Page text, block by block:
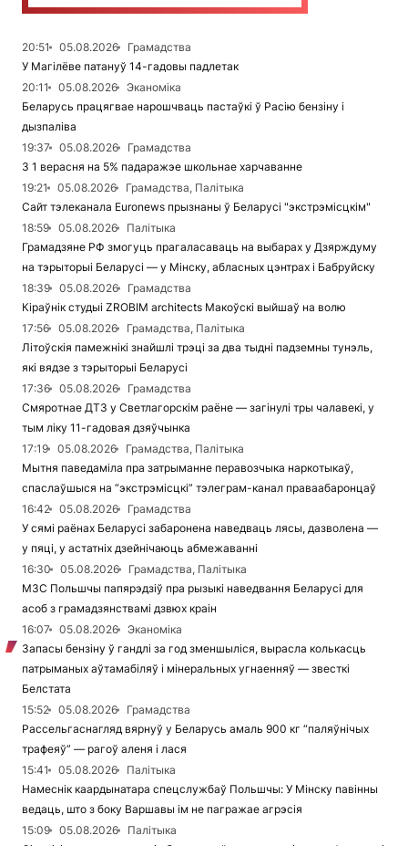
20:51 05.08.2026
Грамадства
У Магілёве патануў 14-гадовы падлетак
20:11
05.08.2026
Эканоміка
Беларусь працягвае нарошчваць пастаўкі ў Расію бензіну і
дызпаліва
19:37
05.08.2026
Грамадства
З 1 верасня на 5% падаражэе школьнае харчаванне
19:21
05.08.2026
Грамадства, Палітыка
Сайт тэлеканала Euronews прызнаны ў Беларусі "экстрэмісцкім"
18:59
05.08.2026
Палітыка
Грамадзяне РФ змогуць прагаласаваць на выбарах у Дзярждуму
на тэрыторыі Беларусі — у Мінску, абласных цэнтрах і Бабруйску
18:39
05.08.2026
Грамадства
Кіраўнік студыі ZROBIM architects Макоўскі выйшаў на волю
17:56
05.08.2026
Грамадства, Палітыка
Літоўскія памежнікі знайшлі трэці за два тыдні падземны тунэль,
які вядзе з тэрыторыі Беларусі
17:36
05.08.2026
Грамадства
Смяротнае ДТЗ у Светлагорскім раёне — загінулі тры чалавекі, у
тым ліку 11-гадовая дзяўчынка
17:19
05.08.2026
Грамадства, Палітыка
Мытня паведаміла пра затрыманне перавозчыка наркотыкаў,
спаслаўшыся на “экстрэмісцкі” тэлеграм-канал праваабаронцаў
16:42
05.08.2026
Грамадства
У сямі раёнах Беларусі забаронена наведваць лясы, дазволена —
у пяці, у астатніх дзейнічаюць абмежаванні
16:30
05.08.2026
Грамадства, Палітыка
МЗС Польшчы папярэдзіў пра рызыкі наведвання Беларусі для
асоб з грамадзянствамі дзвюх краін
16:07
05.08.2026
Эканоміка
Запасы бензіну ў гандлі за год зменшыліся, вырасла колькасць
патрыманых аўтамабіляў і мінеральных угнаенняў — звесткі
Белстата
15:52
05.08.2026
Грамадства
Рассельгаснагляд вярнуў у Беларусь амаль 900 кг “паляўнічых
трафеяў” — рагоў аленя і лася
15:41
05.08.2026
Палітыка
Намеснік каардынатара спецслужбаў Польшчы: У Мінску павінны
ведаць, што з боку Варшавы ім не пагражае агрэсія
15:09
05.08.2026
Палітыка